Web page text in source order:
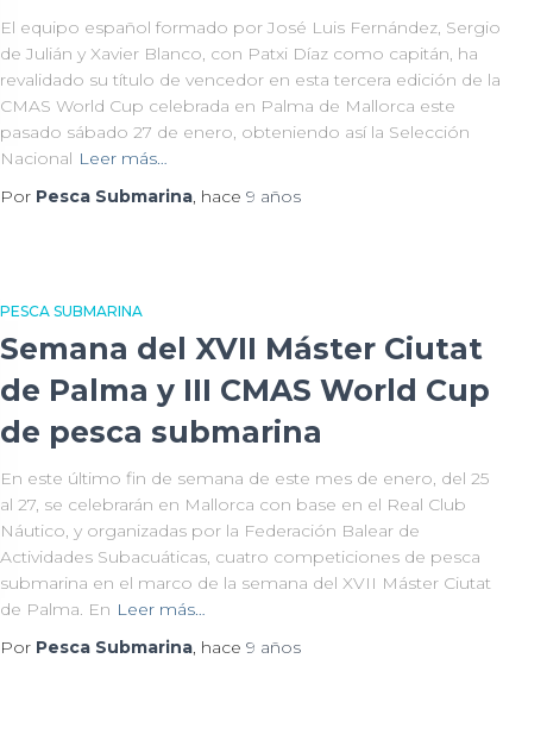
El equipo español formado por José Luis Fernández, Sergio
de Julián y Xavier Blanco, con Patxi Díaz como capitán, ha
revalidado su título de vencedor en esta tercera edición de la
CMAS World Cup celebrada en Palma de Mallorca este
pasado sábado 27 de enero, obteniendo así la Selección
Nacional Leer más…
Por Pesca Submarina, hace 9 años
PESCA SUBMARINA
Semana del XVII Máster Ciutat
de Palma y III CMAS World Cup
de pesca submarina
En este último fin de semana de este mes de enero, del 25
al 27, se celebrarán en Mallorca con base en el Real Club
Náutico, y organizadas por la Federación Balear de
Actividades Subacuáticas, cuatro competiciones de pesca
submarina en el marco de la semana del XVII Máster Ciutat
de Palma. En Leer más…
Por Pesca Submarina, hace 9 años